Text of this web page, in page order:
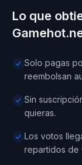
Lo que
Solo pagas
reembolsan
Sin
quieras.
Los votos
repartidos de